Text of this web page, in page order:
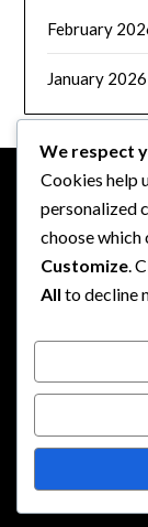
February
January 2026
JOGI
Rólunk
Szolgáltatási
Vegye fel
Adatvédelmi
We respect
Cookies help
personalized
choose
Customize .
All to decline